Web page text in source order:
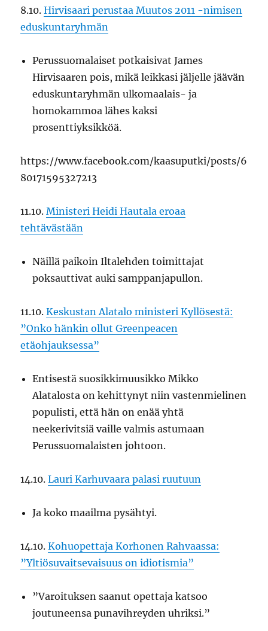
8.10.Hirvisaari perustaa Muutos 2011 -nimisen
eduskuntaryhmän
Perussuomalaiset potkaisivat James
Hirvisaaren pois, mikä leikkasi jäljelle jäävän
eduskuntaryhmän ulkomaalais- ja
homokammoa lähes kaksi
prosenttiyksikköä.
https://www.facebook.com/kaasuputki/posts/6
80171595327213
11.10.Ministeri Heidi Hautala eroaa
tehtävästään
Näillä paikoin Iltalehden toimittajat
poksauttivat auki samppanjapullon.
11.10.Keskustan Alatalo ministeri Kyllösestä:
”Onko hänkin ollut Greenpeacen
etäohjauksessa”
Entisestä suosikkimuusikko Mikko
Alatalosta on kehittynyt niin vastenmielinen
populisti, että hän on enää yhtä
neekerivitsiä vaille valmis astumaan
Perussuomalaisten johtoon.
14.10.Lauri Karhuvaara palasi ruutuun
Ja koko maailma pysähtyi.
14.10.Kohuopettaja Korhonen Rahvaassa:
”Yltiösuvaitsevaisuus on idiotismia”
”Varoituksen saanut opettaja katsoo
joutuneensa punavihreyden uhriksi.”